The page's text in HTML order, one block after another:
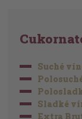
Suché
Sladké
Extra